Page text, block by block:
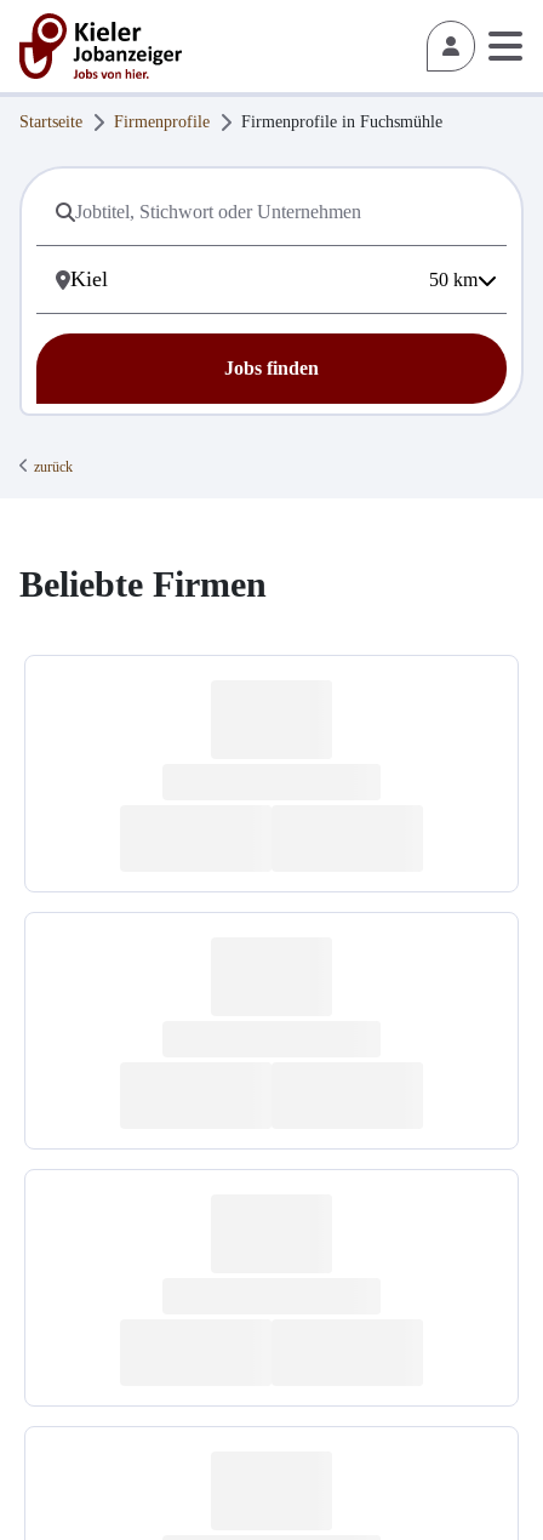
Startseite Firmenprofile Firmenprofile in Fuchsmühle
50 km
Jobs finden
zurück
Beliebte Firmen